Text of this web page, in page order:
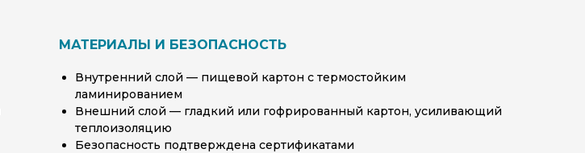
МАТЕРИАЛЫ И БЕЗОПАСНОСТЬ
Внутренний слой — пищевой картон с термостойким
ламинированием
Внешний слой — гладкий или гофрированный картон, усиливающий
теплоизоляцию
Безопасность подтверждена сертификатами